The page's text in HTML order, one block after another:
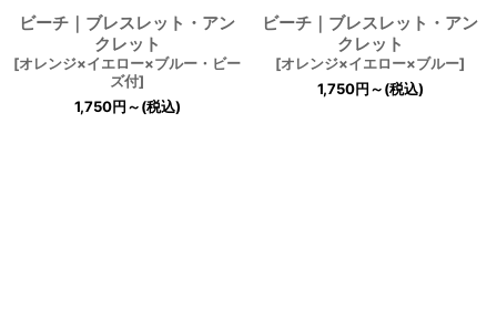
ビーチ｜ブレスレット・アン
クレット
[オレンジ×イエロー×ブルー・ビー
ズ付]
1,750円～(税込)
ビーチ｜ブレスレット・アン
クレット
[オレンジ×イエロー×ブルー]
1,750円～(税込)